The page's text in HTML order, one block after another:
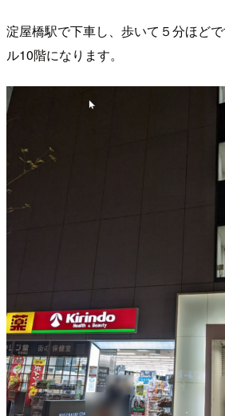
淀屋橋駅で下車し、歩いて５分ほど
ル10階になります。